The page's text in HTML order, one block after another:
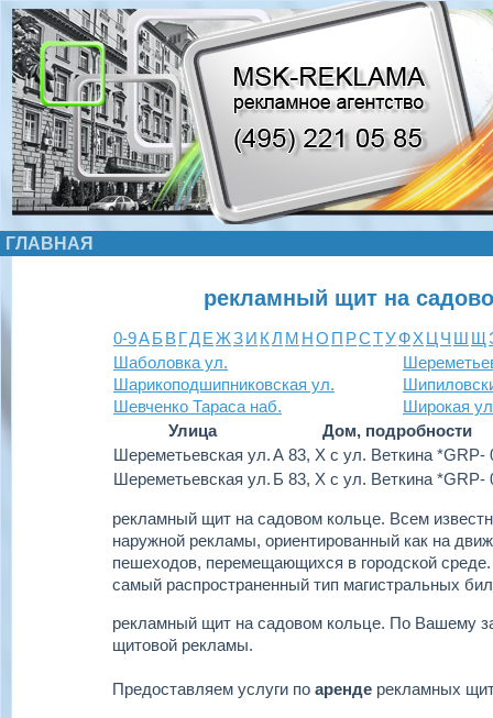
ГЛАВНАЯ
рекламный щит на
0-9АБ ВГДЕЖЗИ КЛ М НО П РСТУФХ Ц Ч Ш Щ
Шаболовка ул.
Шарикоподшипниковская ул.
Шевченко Тараса наб.
Широкая
Улица
Дом, подробности
Шереметьевская ул.А 83, Х с ул. Веткина *GRP-
Шереметьевская ул. Б 83, Х с ул. Веткина *GRP-
рекламный щит на садовом кольце. Всем
наружной рекламы, ориентированный как на
пешеходов, перемещающихся в городской
самый распространенный тип магистральных
рекламный щит на садовом кольце. По Вашему
щитовой рекламы.
Предоставляем услуги по аренде рекламных